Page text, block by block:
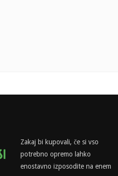
Zakaj bi kupovali, če si vso
potrebno opremo lahko
enostavno izposodite na enem